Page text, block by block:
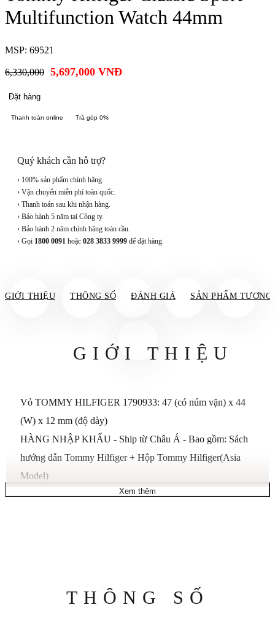
Multifunction Watch 44mm
MSP: 69521
6,330,000 5,697,000 VNĐ
Đặt hàng
Thanh toán online Trả góp 0%
Quý khách cần hỗ trợ?
› 100% sản phẩm chính hãng.
› Vận chuyển miễn phí toàn quốc.
› Thanh toán sau khi nhận hàng.
› Bảo hành 5 năm tại Công ty.
› Bảo hành 2 năm chính hãng toàn cầu.
› Gọi 1800 0091 hoặc 028 3833 9999 để đặt hàng.
GIỚI THIỆU THÔNG SỐ ĐÁNH GIÁ SẢN PHẨM TƯƠNG
GIỚI THIỆU
Vỏ TOMMY HILFIGER 1790933: 47 (có núm vặn) x 44
(W) x 12 mm (độ dày)
HÀNG NHẬP KHẨU - Ship từ Châu Á - Bao gồm: Sách
hướng dẫn Tommy Hilfiger + Hộp Tommy Hilfiger(Asia
Model)
Bảo hành do Asurion cung cấp, không có bảo hành của nhà
Xem thêm
THÔNG SỐ